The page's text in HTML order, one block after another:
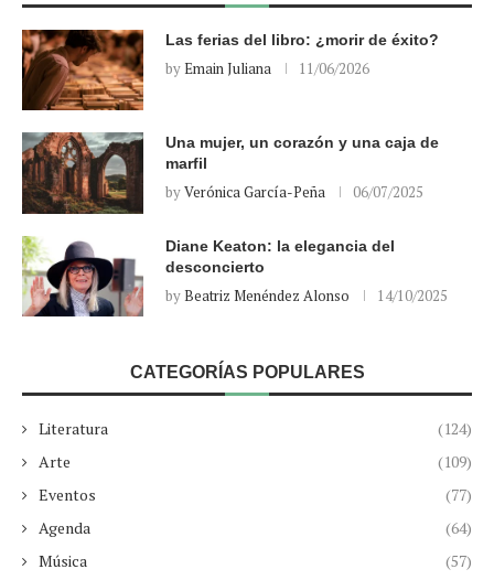
Las ferias del libro: ¿morir de éxito?
byEmain Juliana 11/06/2026
Una mujer, un corazón y una caja de
marfil
byVerónica García-Peña 06/07/2025
Diane Keaton: la elegancia del
desconcierto
byBeatriz Menéndez Alonso 14/10/2025
CATEGORÍAS POPULARES
Literatura
(124)
Arte
(109)
Eventos
(77)
Agenda
(64)
Música
(57)